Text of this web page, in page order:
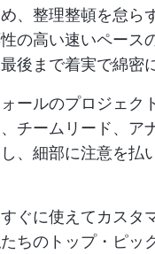
、整理整頓を怠
の高い速いペース
後まで着実で綿密
ールのプロジェク
チームリード、
、細部に注意を払
ぐに使えてカスタ
ちのトップ・ピ